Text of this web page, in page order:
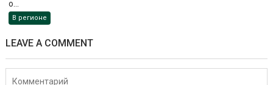
о...
В регионе
LEAVE A COMMENT